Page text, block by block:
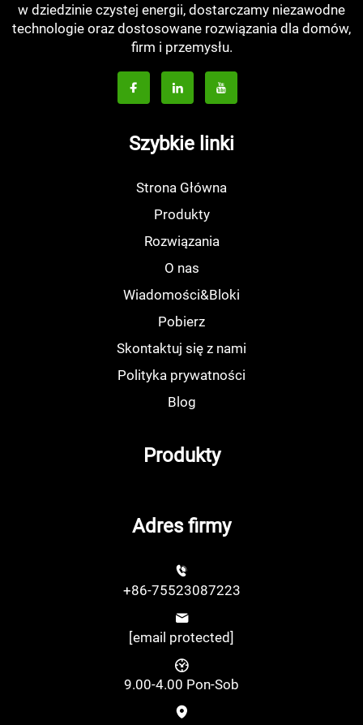
w dziedzinie czystej energii, dostarczamy niezawodne
technologie oraz dostosowane rozwiązania dla domów,
firm i przemysłu.
Szybkie linki
Strona Główna
Produkty
Rozwiązania
O nas
Wiadomości&Bloki
Pobierz
Skontaktuj się z nami
Polityka prywatności
Blog
Produkty
Adres firmy
+86-75523087223
[email protected]
9.00-4.00 Pon-Sob